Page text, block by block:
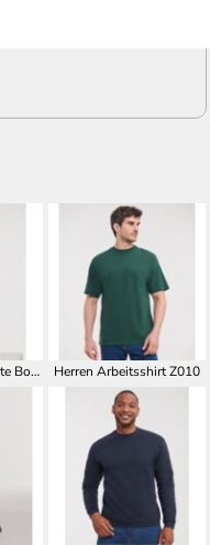
Herren Arbeits-Weste Bodywarmer Z014 Herren Arbeitsshirt Z010